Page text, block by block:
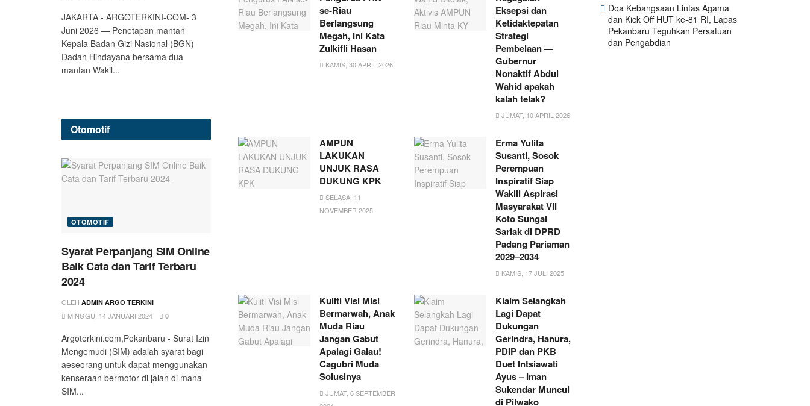
se-Riau
Berlangsung
Megah, Ini Kata
Zulkifli Hasan
KAMIS, 30 APRIL 2026
Eksepsi dan
Ketidaktepatan
Strategi
Pembelaan —
Gubernur
Nonaktif Abdul
Wahid apakah
kalah telak?
JUMAT, 10 APRIL 2026
AMPUN
LAKUKAN
UNJUK RASA
DUKUNG KPK
SELASA, 11
NOVEMBER 2025
Erma Yulita
Susanti, Sosok
Perempuan
Inspiratif Siap
Wakili Aspirasi
Masyarakat VII
Koto Sungai
Sariak di DPRD
Padang Pariaman
2029–2034
KAMIS, 17 JULI 2025
Kuliti Visi Misi
Bermarwah, Anak
Muda Riau
Jangan Gabut
Apalagi Galau!
Cagubri Muda
Solusinya
JUMAT, 6 SEPTEMBER
Klaim Selangkah
Lagi Dapat
Dukungan
Gerindra, Hanura,
PDIP dan PKB
Duet Intsiawati
Ayus – Iman
Sukendar Muncul
di Pilwako
JAKARTA - ARGOTERKINI-COM- 3
Juni 2026 — Penetapan mantan
Kepala Badan Gizi Nasional (BGN)
Dadan Hindayana bersama dua
mantan Wakil...
Otomotif
OTOMOTIF
Syarat Perpanjang SIM Online
Baik Cata dan Tarif Terbaru
2024
OLEH ADMIN ARGO TERKINI
MINGGU, 14 JANUARI 2024 0
Argoterkini.com,Pekanbaru - Surat Izin
Mengemudi (SIM) adalah syarat bagi
aeseorang untuk dapat menggunakan
kenseraan bermotor di jalan di mana
SIM...
Doa Kebangsaan Lintas Agama
dan Kick Off HUT ke-81 RI, Lapas
Pekanbaru Teguhkan Persatuan
dan Pengabdian